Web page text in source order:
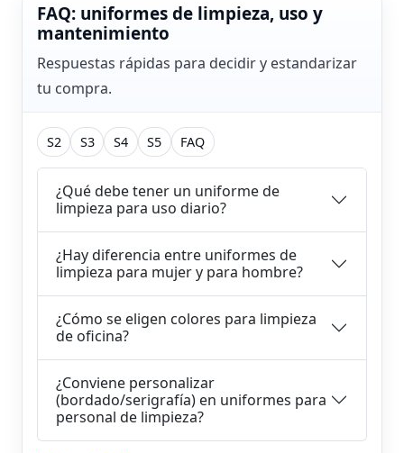
FAQ: uniformes de limpieza, uso y
mantenimiento
Respuestas rápidas para decidir y estandarizar
tu compra.
S2 S3 S4 S5 FAQ
¿Qué debe tener un uniforme de
limpieza para uso diario?
¿Hay diferencia entre uniformes de
limpieza para mujer y para hombre?
¿Cómo se eligen colores para limpieza
de oficina?
¿Conviene personalizar
(bordado/serigrafía) en uniformes para
personal de limpieza?